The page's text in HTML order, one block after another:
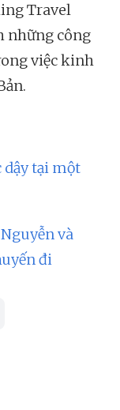
Travel
những công
việc kinh
dậy tại một
và
đi